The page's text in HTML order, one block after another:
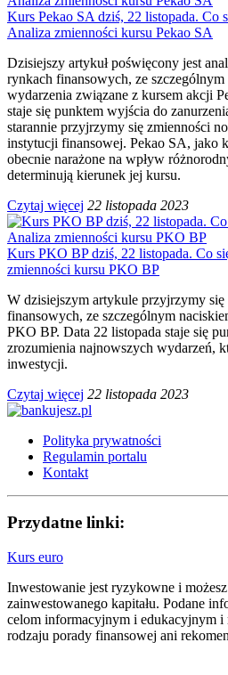
Kurs Pekao SA dziś, 22 listopada. Co
Analiza zmienności kursu Pekao SA
Dzisiejszy artykuł poświęcony jest
rynkach finansowych, ze
wydarzenia związane z kursem akcji
staje się punktem wyjścia do
starannie przyjrzymy się zmienności
instytucji finansowej. Pekao SA, jako
obecnie narażone na wpływ
determinują kierunek jej kursu.
Czytaj więcej 22 listopada 2023
Kurs PKO BP dziś, 22 listopada. Co
zmienności kursu PKO BP
W dzisiejszym artykule przyjrzymy się
finansowych, ze szczególnym
PKO BP. Data 22 listopada staje się
zrozumienia najnowszych wydarzeń,
inwestycji.
Czytaj więcej 22 listopada 2023
Polityka prywatności
Regulamin portalu
Kontakt
Przydatne linki:
Kurs euro
Inwestowanie jest ryzykowne i możesz
zainwestowanego kapitału. Podane
celom informacyjnym i edukacyjnym i
rodzaju porady finansowej ani